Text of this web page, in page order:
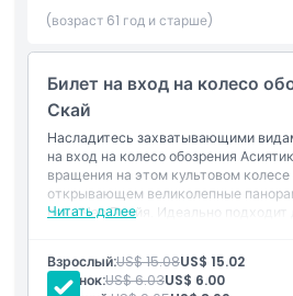
Включено
Политика в отношении детей и
Исключения
(возраст 61 год и старше)
Билет на вход на колесо
Скай
Насладитесь захватывающими
на вход на колесо обозрения
вращения на этом культовом колесе
открывающем великолепные
реки Чао Прайя. Идеально подходит
Бангкоке.
Читать далее
Взрослый:US$ 15.08US$ 15.02
Ребенок:US$ 6.03US$ 6.00